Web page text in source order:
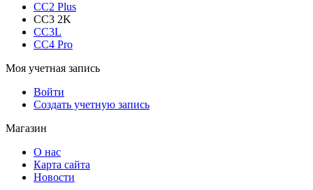
CC2 Plus
CC3 2K
CC3L
CC4 Pro
Моя учетная запись
Войти
Создать учетную запись
Магазин
О нас
Карта сайта
Новости